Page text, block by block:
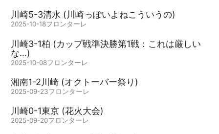
川崎5-3清水 (川崎っぽいよねこういうの)
2025-10-18フロンターレ
川崎3-1柏 (カップ戦準決勝第1戦：これは厳しい
な…)
2025-10-08フロンターレ
湘南1-2川崎 (オクトーバー祭り)
2025-09-23フロンターレ
川崎0-1東京 (花火大会)
2025-09-20フロンターレ